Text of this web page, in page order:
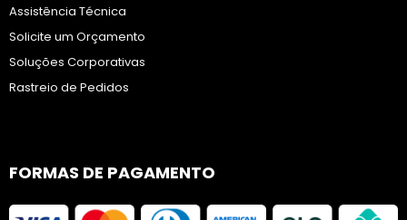
Assistência Técnica
Solicite um Orçamento
Soluções Corporativas
Rastreio de Pedidos
FORMAS DE PAGAMENTO